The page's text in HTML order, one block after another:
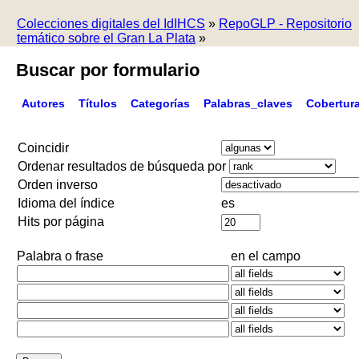
Colecciones digitales del IdIHCS » RepoGLP - Repositorio
temático sobre el Gran La Plata »
Buscar por formulario
Autores Títulos Categorías Palabras_claves
Coincidir
Ordenar resultados de búsqueda por
Orden inverso
Idioma del índice
es
Hits por página
Palabra o frase en el campo